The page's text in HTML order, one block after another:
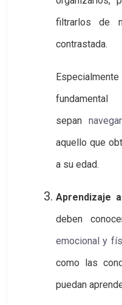
filtrarlos de
contrastada.
sepan
aquello que
a su edad.
Aprendizaje
deben
emocional y
como las
puedan